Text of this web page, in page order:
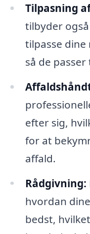
Tilpasning
tilbyder
tilpasse
så de
efter sig,
for at
affald.
Rådgivning:
hvordan
bedst,